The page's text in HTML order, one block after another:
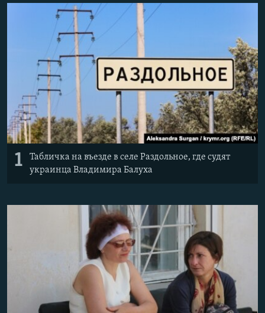
ПОБЕДИТЕЛЕЙ НЕ СУДЯТ?
КРЫМ.НЕПОКОРЕННЫЙ
УКРАИНСКАЯ ПРОБЛЕМА КРЫМА
ПРИСОЕДИНЯЙТЕСЬ!
Все сайты RFE/RL
1
Табличка на въезде в селе Раздольное, где судят
украинца Владимира Балуха